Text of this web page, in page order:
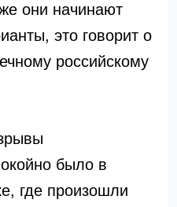
они начинают
это говорит о
российскому
было в
где произошли